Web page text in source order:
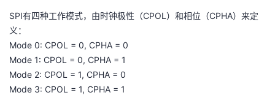
SPI有四种工作模式，由时钟极性（CPOL）和相位（CPHA）来定
义：
Mode 0: CPOL = 0, CPHA = 0
Mode 1: CPOL = 0, CPHA = 1
Mode 2: CPOL = 1, CPHA = 0
Mode 3: CPOL = 1, CPHA = 1